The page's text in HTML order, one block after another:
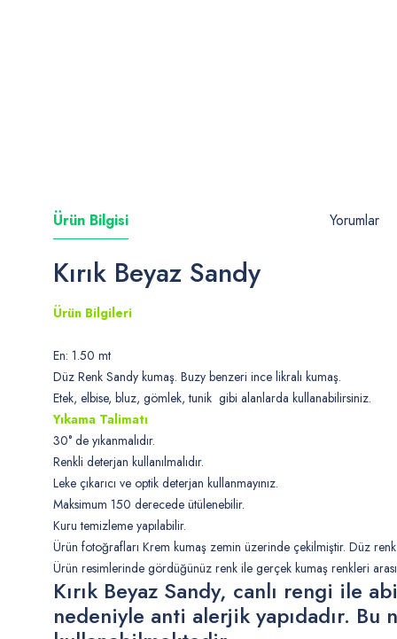
Ürün Bilgisi Yorumlar
Kırık Beyaz Sandy
Ürün Bilgileri
En: 1.50 mt
Düz Renk Sandy kumaş. Buzy benzeri ince likralı kumaş.
Etek, elbise, bluz, gömlek, tunik gibi alanlarda kullanabilirsiniz.
Yıkama Talimatı
30° de yıkanmalıdır.
Renkli deterjan kullanılmalıdır.
Leke çıkarıcı ve optik deterjan kullanmayınız.
Maksimum 150 derecede ütülenebilir.
Kuru temizleme yapılabilir.
Ürün fotoğrafları Krem kumaş zemin üzerinde çekilmiştir. Düz
Ürün resimlerinde gördüğünüz renk ile gerçek kumaş renkleri
Kırık Beyaz Sandy, canlı rengi ile
nedeniyle anti alerjik yapıdadır.